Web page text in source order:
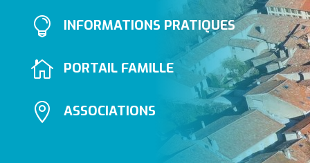
 INFORMATIONS PRATIQUES
 PORTAIL FAMILLE
 ASSOCIATIONS